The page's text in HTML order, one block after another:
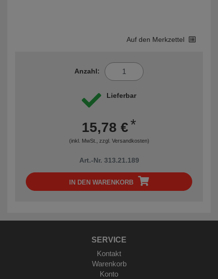
Auf den Merkzettel
Anzahl:
Lieferbar
15,78 €*
(inkl. MwSt., zzgl. Versandkosten)
Art.-Nr. 313.21.189
IN DEN WARENKORB
SERVICE
Kontakt
Warenkorb
Konto